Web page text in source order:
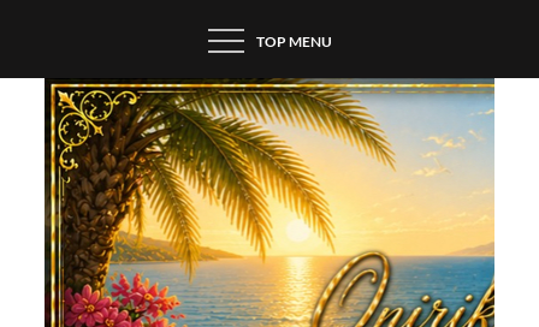
content
TOP MENU